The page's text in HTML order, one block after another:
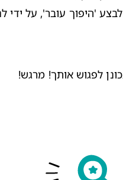
'היפוך עובר
לפגוש אותך! מרגש!